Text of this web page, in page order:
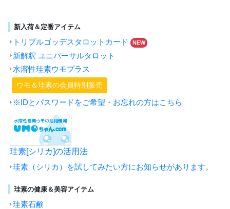
新入荷＆定番アイテム
トリプルゴッデスタロットカード NEW
新解釈 ユニバーサルタロット
水溶性珪素ウモプラス
ウモ＆珪素の会員特別販売
※IDとパスワードをご希望・お忘れの方はこちら
珪素[シリカ]の活用法
珪素（シリカ）を試してみたい方にお知らせがあります。
珪素の健康＆美容アイテム
珪素石鹸